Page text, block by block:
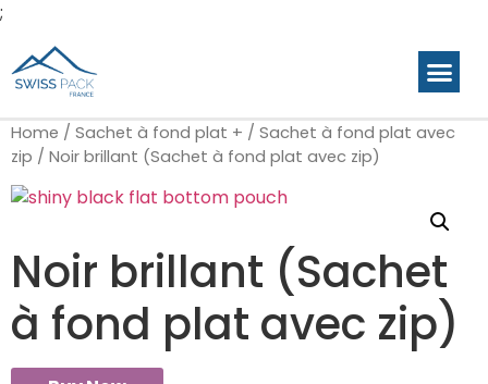
;
Home / Sachet à fond plat + / Sachet à fond plat avec
zip / Noir brillant (Sachet à fond plat avec zip)
Noir brillant (Sachet
à fond plat avec zip)